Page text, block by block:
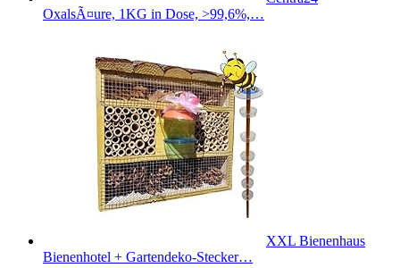
OxalsÃ¤ure, 1KG in Dose, >99,6%,…
XXL Bienenhaus
Bienenhotel + Gartendeko-Stecker…